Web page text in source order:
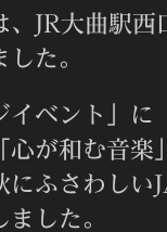
、JR大曲駅
た。
イベント」に
心が和む音楽
にふさわし
した。